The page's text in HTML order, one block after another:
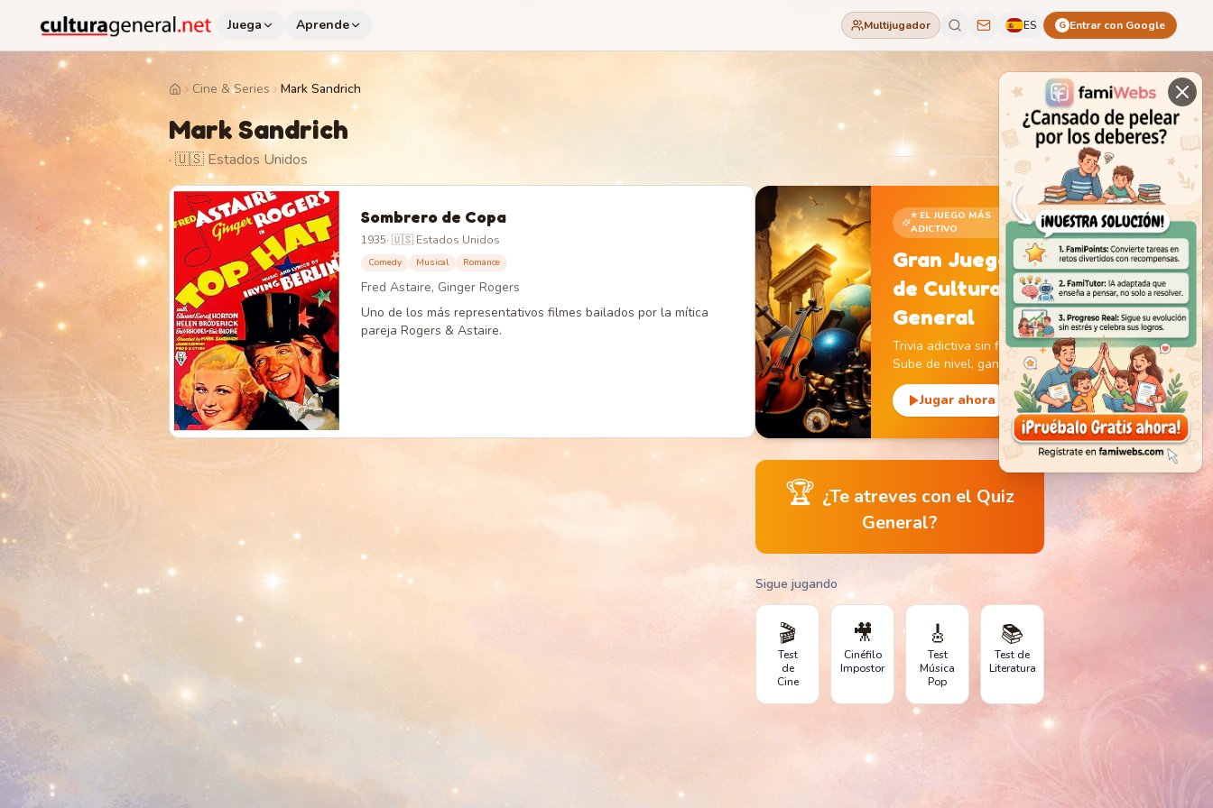
Juega Aprende Multijugador ES G Entrar con Google
HomeCine & Series Mark Sandrich
Mark Sandrich
· 🇺🇸 Estados Unidos
Sombrero de Copa
1935· 🇺🇸 Estados Unidos
Comedy Musical Romance
Fred Astaire, Ginger Rogers
Uno de los más representativos filmes bailados por la mítica
pareja Rogers & Astaire.
⭐ EL JUEGO MÁS
ADICTIVO
Gran Juego
de Cultura
General
Trivia adictiva sin fin.
Sube de nivel, gana
monedas y descubre
monumentos icónicos.
Jugar ahora
🏆 ¿Te atreves con el Quiz
General?
Sigue jugando
🎬
Test
de
Cine
🎥
Cinéfilo
Impostor
🎸
Test
Música
Pop
📚
Test de
Literatura